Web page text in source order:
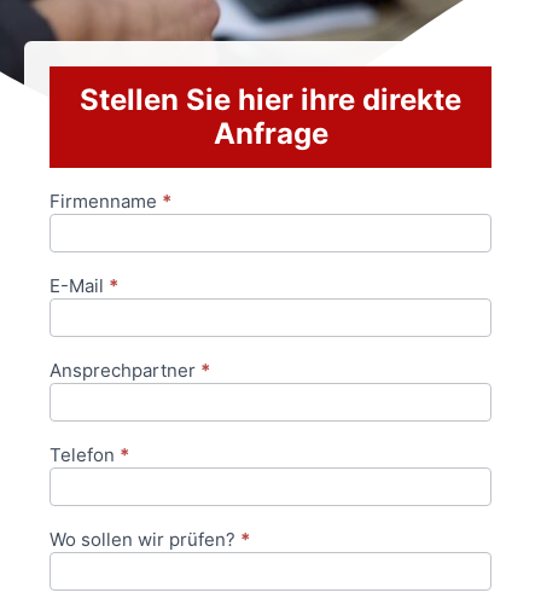
Stellen Sie hier ihre direkte
Anfrage
Anfrageformular
Firmenname *
E-Mail *
Ansprechpartner *
Telefon *
Wo sollen wir prüfen? *